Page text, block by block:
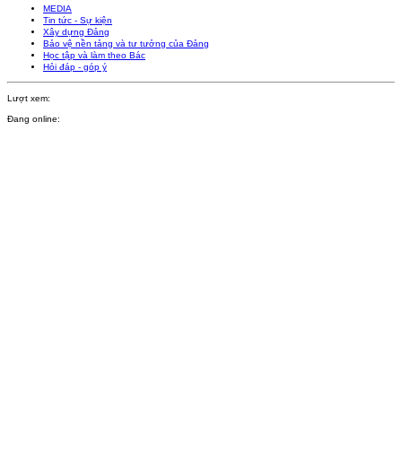
MEDIA
Tin tức - Sự kiện
Xây dựng Đảng
Bảo vệ nền tảng và tư tưởng của Đảng
Học tập và làm theo Bác
Hỏi đáp - góp ý
Lượt xem:
Đang online: